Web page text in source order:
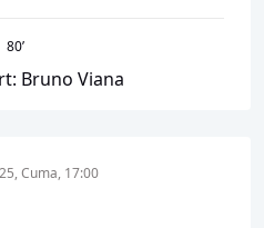
80’
Bruno Viana
Cuma, 17:00